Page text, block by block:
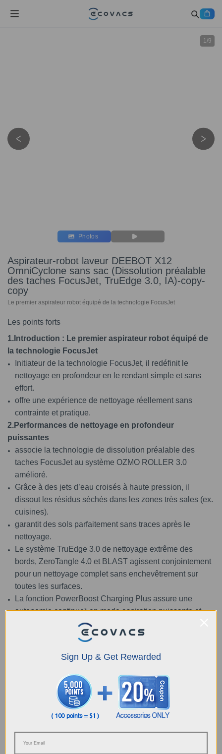
1/9
Photos
Aspirateur-robot laveur DEEBOT X12
OmniCyclone sans sac (Dissolution préalable
des taches FocusJet, TruEdge 3.0, IA)-copy-
copy
Le premier aspirateur robot équipé de la technologie FocusJet
Les points forts
1.Introduction : Le premier aspirateur robot équipé de
la technologie FocusJet
Initiateur de la technologie FocusJet, il redéfinit le
nettoyage en profondeur en le rendant simple et sans
effort.
offre une expérience de nettoyage réellement sans
contrainte et pratique.
2.Performances de nettoyage en profondeur
puissantes
associe la technologie de dissolution préalable des
taches FocusJet au système OZMO ROLLER 3.0
amélioré.
Grâce à des jets d’eau croisés à haute pression, il
dissout les résidus séchés dans les zones très sales (ex.
cuisines).
garantit des sols parfaitement sans traces après le
nettoyage.
Le système TruEdge 3.0 de nettoyage extrême des
bords, ZeroTangle 4.0 et BLAST agissent conjointement
pour un nettoyage complet sans enchevêtrement sur
toutes les surfaces.
La fonction PowerBoost Charging Plus assure une
autonomie continue* en mode aspiration puissante et
charge adaptative.
Elle permet un nettoyage ininterrompu et complet sur de
3.Station OmniCyclone : Sans manipulation et peu
Nouvelle bague racleur à nettoyage rapide pour éliminer
la poussière résiduelle sans contact.
Fonctionne grâce à la technologie d’auto-vidange
Elle maintient une aspiration puissante et constante avec
une perte minimale pendant la vidange.
Sign Up & Get Rewarded